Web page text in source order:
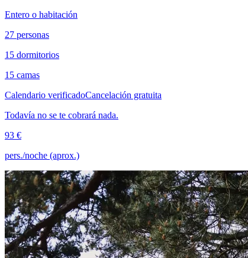
Entero o habitación
27 personas
15 dormitorios
15 camas
Calendario verificadoCancelación gratuita
Todavía no se te cobrará nada.
93 €
pers./noche (aprox.)